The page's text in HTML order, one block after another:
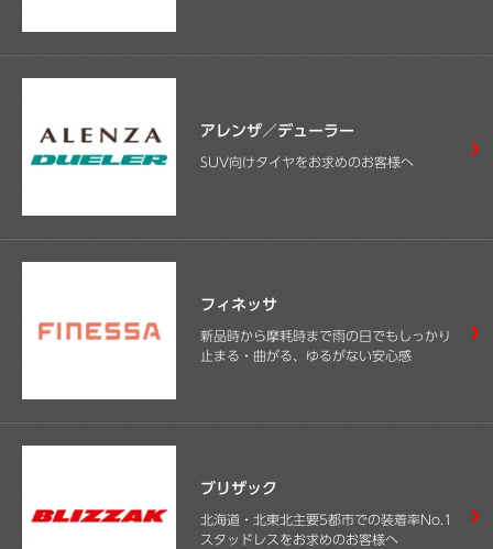
アレンザ／デューラー
SUV向けタイヤをお求めのお客様へ
フィネッサ
新品時から摩耗時まで雨の日でもしっかり
止まる・曲がる、ゆるがない安心感
ブリザック
北海道・北東北主要5都市での装着率No.1
スタッドレスをお求めのお客様へ